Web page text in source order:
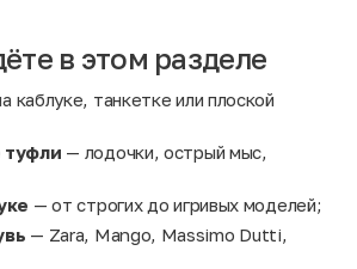
в этом разделе
каблуке, танкетке или плоской
туфли — лодочки, острый мыс,
— от строгих до игривых моделей;
— Zara, Mango, Massimo Dutti,